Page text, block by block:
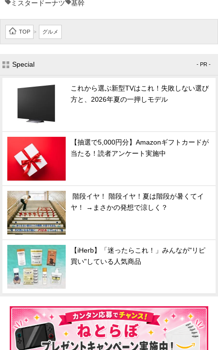
ミスタードーナツ 基幹
TOP > グルメ
Special - PR -
これから選ぶ新型TVはこれ！失敗しない選び
方と、2026年夏の一押しモデル
【抽選で5,000円分】Amazonギフトカードが
当たる！読者アンケート実施中
階段イヤ！ 階段イヤ！夏は階段が暑くてイ
ヤ！ →まさかの発想で涼しく？
【iHerb】「迷ったらこれ！」みんなが"リピ
買い"している人気商品